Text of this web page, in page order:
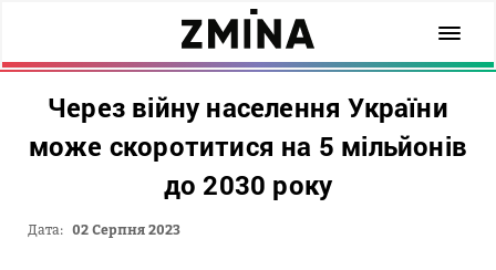
Через війну населення України
може скоротитися на 5 мільйонів
до 2030 року
Дата: 02 Серпня 2023